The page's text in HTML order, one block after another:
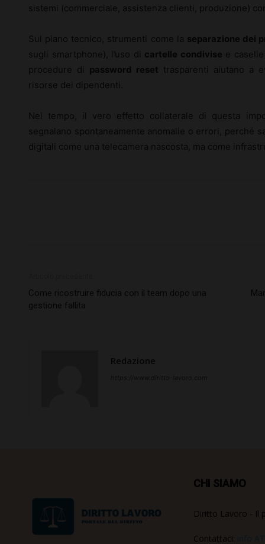
sistemi (commerciale, assistenza clienti, produzione)
Sul piano tecnico, strumenti come la separazione dei
sugli smartphone), l’uso di cartelle condivise e
procedure di password reset trasparenti aiutano a
risorse dei dipendenti.
Nel tempo, il vero effetto collaterale di questa
segnalano spontaneamente anomalie o errori, perché
digitali come una telecamera nascosta, ma come
Come ricostruire fiducia con il team dopo una
gestione fallita
Redazione
CHI SIAMO
Diritto Lavoro - Il
Contattaci: